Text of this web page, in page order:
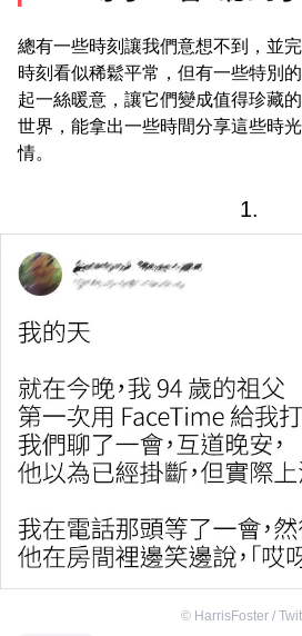
總有一些時刻讓我們意想不到，並
時刻看似稀鬆平常，但有一些特別
起一絲暖意，讓它們變成值得珍藏
世界，能拿出一些時間分享這些時
情。
1.
© HarrisFoster /